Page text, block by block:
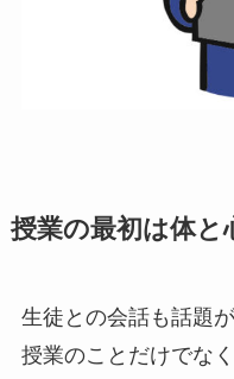
授業の最初は体と
生徒との会話も話題
授業のことだけでな